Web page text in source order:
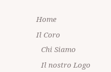
Home
Il Coro
Chi Siamo
Il nostro Logo